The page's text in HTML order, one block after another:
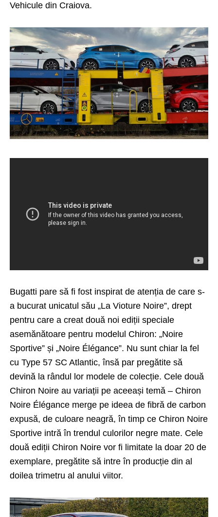
Vehicule din Craiova.
Bugatti pare să fi fost inspirat de atenția de care s-
a bucurat unicatul său „La Vioture Noire”, drept
pentru care a creat două noi ediții speciale
asemănătoare pentru modelul Chiron: „Noire
Sportive” și „Noire Élégance”. Nu sunt chiar la fel
cu Type 57 SC Atlantic, însă par pregătite să
devină la rândul lor modele de colecție. Cele două
Chiron Noire au variații pe aceeași temă – Chiron
Noire Élégance merge pe ideea de fibră de carbon
expusă, de culoare neagră, în timp ce Chiron Noire
Sportive intră în trendul culorilor negre mate. Cele
două ediții Chiron Noire vor fi limitate la doar 20 de
exemplare, pregătite să intre în producție din al
doilea trimetru al anului viitor.